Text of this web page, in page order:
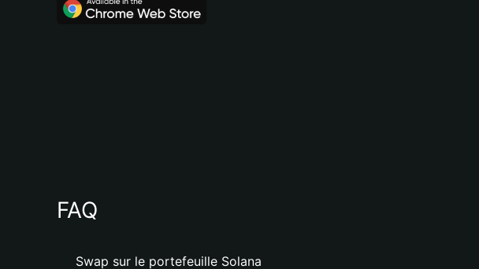
FAQ
Swap sur le portefeuille Solana